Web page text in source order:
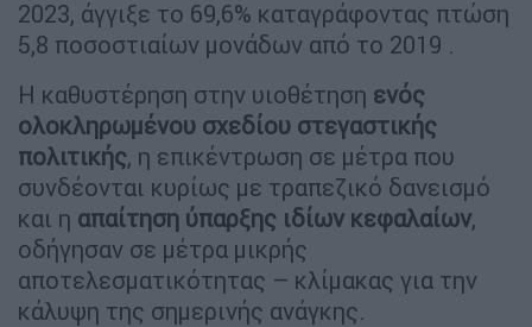
2023, άγγιξε το 69,6% καταγράφοντας πτώση
5,8 ποσοστιαίων μονάδων από το 2019 .
Η καθυστέρηση στην υιοθέτηση ενός
ολοκληρωμένου σχεδίου στεγαστικής
πολιτικής, η επικέντρωση σε μέτρα που
συνδέονται κυρίως με τραπεζικό δανεισμό
και η απαίτηση ύπαρξης ιδίων κεφαλαίων,
οδήγησαν σε μέτρα μικρής
αποτελεσματικότητας – κλίμακας για την
κάλυψη της σημερινής ανάγκης.